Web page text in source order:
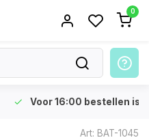
0
Voor 16:00 bestellen is
Art: BAT-1045